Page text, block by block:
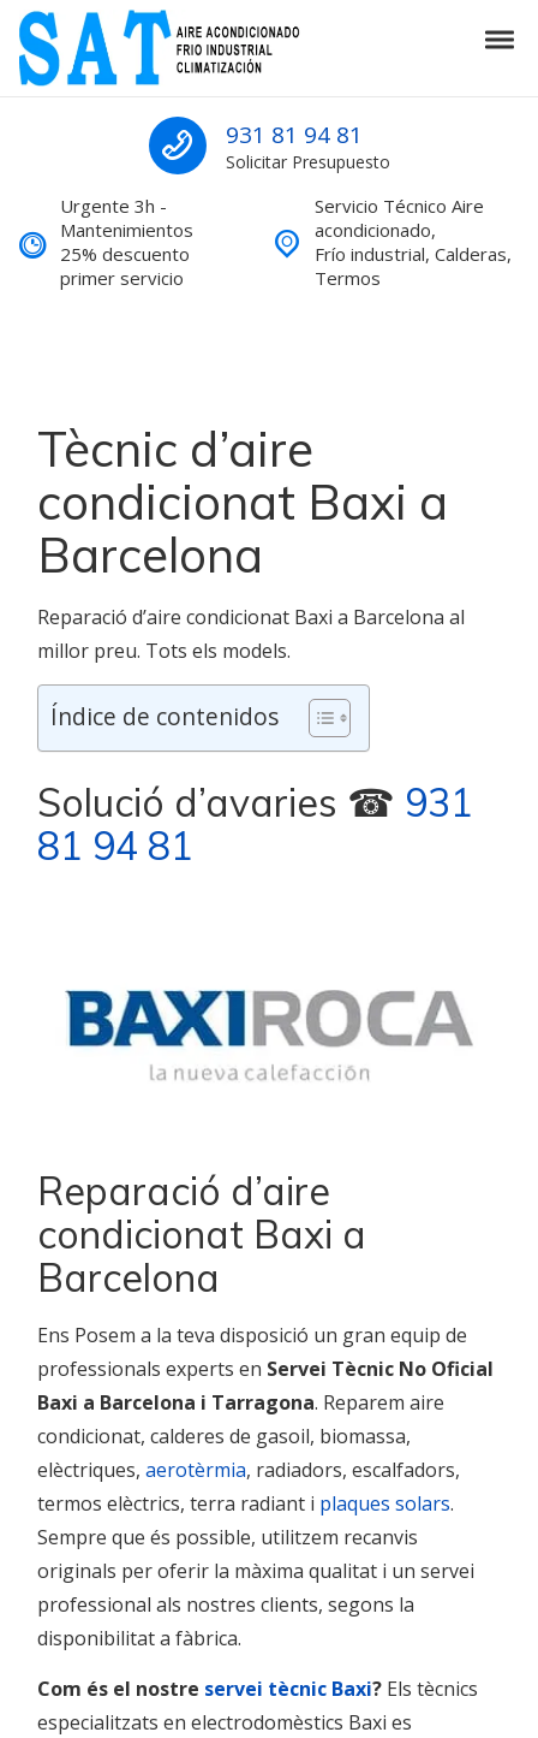
Skip to navigation
Skip to content
SAT Aire acondicionado Barcelona
SAT Aire acondicionado Barcelona Servicio Técnico
931 81 94 81
Solicitar Presupuesto
Urgente 3h -
Mantenimientos
25% descuento
primer servicio
Servicio Técnico Aire
acondicionado,
Frío industrial, Calderas,
Termos
Tècnic d’aire
condicionat Baxi a
Barcelona
Reparació d’aire condicionat Baxi a Barcelona al
millor preu. Tots els models.
Índice de contenidos
Solució d’avaries ☎ 931
81 94 81
Reparació d’aire
condicionat Baxi a
Barcelona
Ens Posem a la teva disposició un gran equip de
professionals experts en Servei Tècnic No Oficial
Baxi a Barcelona i Tarragona. Reparem aire
condicionat, calderes de gasoil, biomassa,
elèctriques, aerotèrmia, radiadors, escalfadors,
termos elèctrics, terra radiant i plaques solars.
Sempre que és possible, utilitzem recanvis
originals per oferir la màxima qualitat i un servei
professional als nostres clients, segons la
disponibilitat a fàbrica.
Com és el nostre servei tècnic Baxi? Els tècnics
especialitzats en electrodomèstics Baxi es